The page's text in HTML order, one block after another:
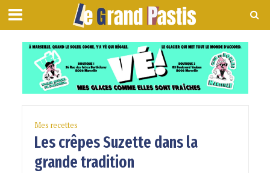
Mes recettes
Les crêpes Suzette dans la
grande tradition